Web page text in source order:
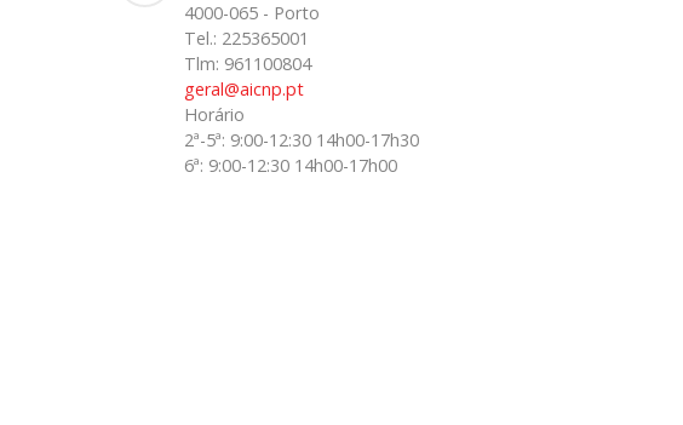
4000-065 - Porto
Tel.: 225365001
Tlm: 961100804
geral@aicnp.pt
Horário
2ª-5ª: 9:00-12:30 14h00-17h30
6ª: 9:00-12:30 14h00-17h00